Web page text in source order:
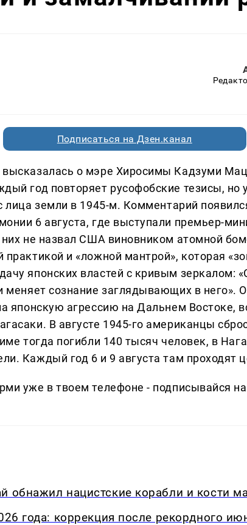
Подписаться на Дзен.канал
о мэре Хиросимы Кадзуми
год повторяет русофобские тезисы, но
лица земли в 1945-м. Комментарий
6 августа, где выступали премьер-
не назвал США виновником атомной
практикой и «ложной мантрой», которая
японских властей с кривым зеркалом:
меняет сознание заглядывающих в него».
японскую агрессию на Дальнем Востоке,
В августе 1945-го американцы
тогда погибли 140 тысяч человек, в
Каждый год 6 и 9 августа там проходят
уже в твоем телефоне - подписывайся
обнажил нацистские корабли и кости
года: коррекция после рекордного